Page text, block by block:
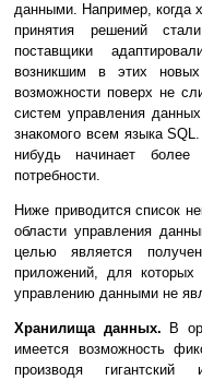
данными. Например, когда
принятия решений
поставщики
возникшим в этих
возможности поверх не
систем управления
знакомого всем языка
нибудь начинает более
потребности.
Ниже приводится список
области управления
целью является
приложений, для которых
управлению данными не
Хранилища данных. В
имеется возможность
производя